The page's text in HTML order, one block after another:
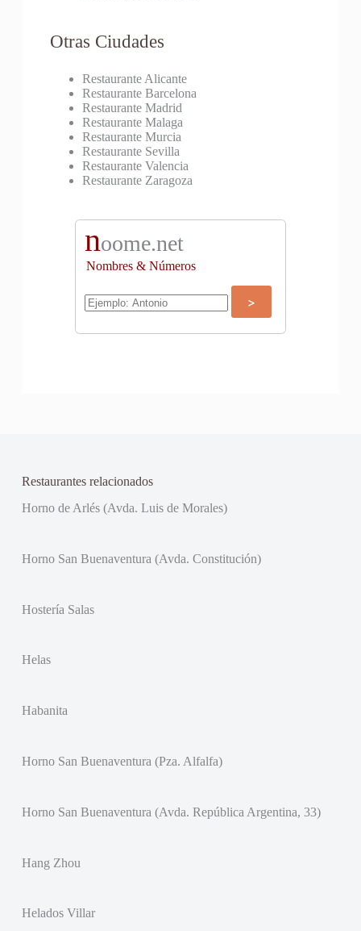
Otras Ciudades
Restaurante Alicante
Restaurante Barcelona
Restaurante Madrid
Restaurante Malaga
Restaurante Murcia
Restaurante Sevilla
Restaurante Valencia
Restaurante Zaragoza
noome.net
Nombres & Números
Restaurantes relacionados
Horno de Arlés (Avda. Luis de Morales)
Horno San Buenaventura (Avda. Constitución)
Hostería Salas
Helas
Habanita
Horno San Buenaventura (Pza. Alfalfa)
Horno San Buenaventura (Avda. República Argentina, 33)
Hang Zhou
Helados Villar